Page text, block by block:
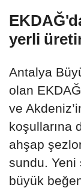
yerli
Antalya
olan
ve
koşullarına
ahşap
sundu. Yeni
büyük